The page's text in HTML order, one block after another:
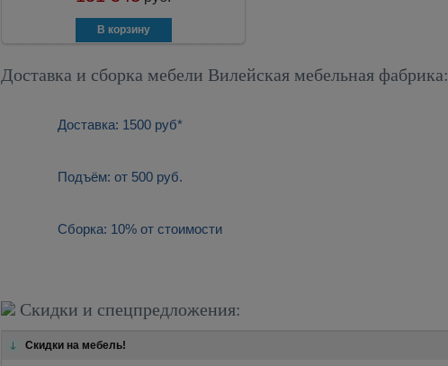
Доставка и сборка мебели Вилейская мебельная фабрика:
Доставка: 1500 руб*
Подъём: от 500 руб.
Сборка: 10% от стоимости
Скидки и спецпредложения:
Скидки на мебель!